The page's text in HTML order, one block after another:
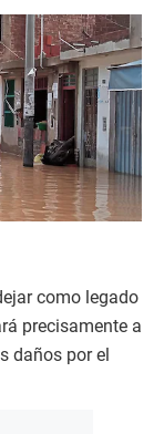
como legado
precisamente a
daños por el